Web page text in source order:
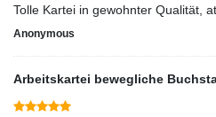
Tolle Kartei in gewohnter Qualität,
Anonymous
Arbeitskartei bewegliche